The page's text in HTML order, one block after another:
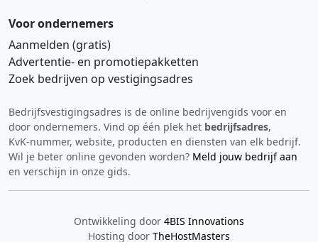
Voor ondernemers
Aanmelden (gratis)
Advertentie‑ en promotiepakketten
Zoek bedrijven op vestigingsadres
Bedrijfsvestigingsadres is de online bedrijvengids voor en
door ondernemers. Vind op één plek het bedrijfsadres,
KvK‑nummer, website, producten en diensten van elk bedrijf.
Wil je beter online gevonden worden? Meld jouw bedrijf aan
en verschijn in onze gids.
Ontwikkeling door 4BIS Innovations
Hosting door TheHostMasters
Hi 👋 We horen graag uw feedback!